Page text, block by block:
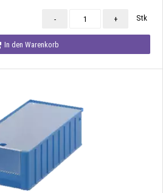
- + Stk
In den Warenkorb